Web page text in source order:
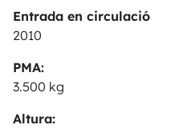
Entrada en circulació
2010
PMA:
3.500 kg
Altura: